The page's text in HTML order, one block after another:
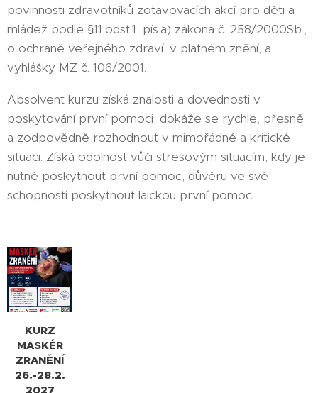
povinnosti zdravotníků zotavovacích akcí pro děti a
mládež podle §11,odst.1, pís.a) zákona č. 258/2000Sb.,
o ochraně veřejného zdraví, v platném znění, a
vyhlášky MZ č. 106/2001.
Absolvent kurzu získá znalosti a dovednosti v
poskytování první pomoci, dokáže se rychle, přesně
a zodpovědně rozhodnout v mimořádné a kritické
situaci. Získá odolnost vůči stresovým situacím, kdy je
nutné poskytnout první pomoc, důvěru ve své
schopnosti poskytnout laickou první pomoc.
KURZ
MASKÉR
ZRANĚNÍ
26.-28.2.
2027